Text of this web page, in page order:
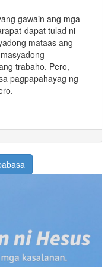
gawain ang mga
dapat tulad ni
mataas ang
trabaho. Pero,
pagpapahayag ng